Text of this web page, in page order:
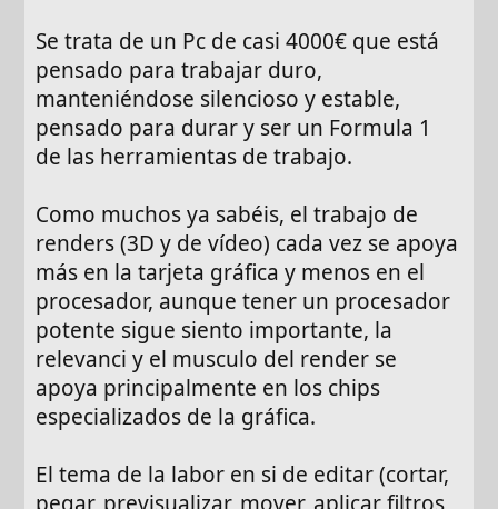
Se trata de un Pc de casi 4000€ que está
pensado para trabajar duro,
manteniéndose silencioso y estable,
pensado para durar y ser un Formula 1
de las herramientas de trabajo.
Como muchos ya sabéis, el trabajo de
renders (3D y de vídeo) cada vez se apoya
más en la tarjeta gráfica y menos en el
procesador, aunque tener un procesador
potente sigue siento importante, la
relevanci y el musculo del render se
apoya principalmente en los chips
especializados de la gráfica.
El tema de la labor en si de editar (cortar,